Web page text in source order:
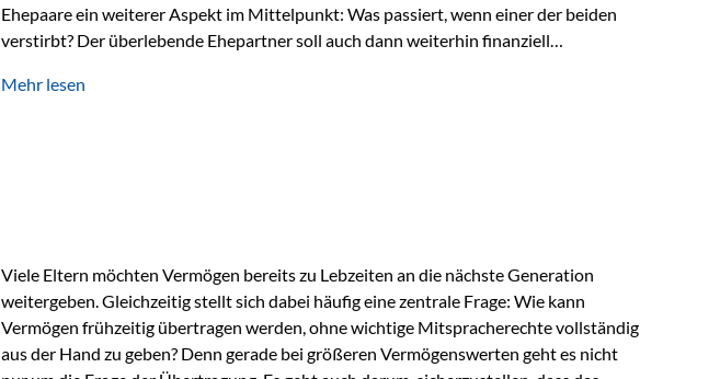
Ehepaare ein weiterer Aspekt im Mittelpunkt: Was passiert, wenn einer der beiden
verstirbt? Der überlebende Ehepartner soll auch dann weiterhin finanziell
können. Genau für diese Ausgangssituation bietet die Private Wealth Police der
Mehr lesen
Viele Eltern möchten Vermögen bereits zu Lebzeiten an die nächste Generation
weitergeben. Gleichzeitig stellt sich dabei häufig eine zentrale Frage: Wie kann
Vermögen frühzeitig übertragen werden, ohne wichtige Mitspracherechte vollständig
aus der Hand zu geben? Denn gerade bei größeren Vermögenswerten geht es nicht